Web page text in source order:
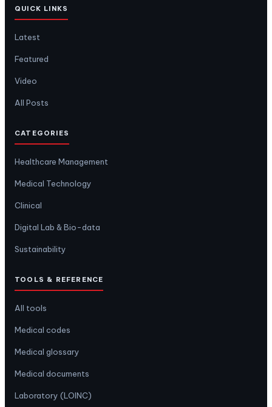
QUICK LINKS
Latest
Featured
Video
All Posts
CATEGORIES
Healthcare Management
Medical Technology
Clinical
Digital Lab & Bio-data
Sustainability
TOOLS & REFERENCE
All tools
Medical codes
Medical glossary
Medical documents
Laboratory (LOINC)